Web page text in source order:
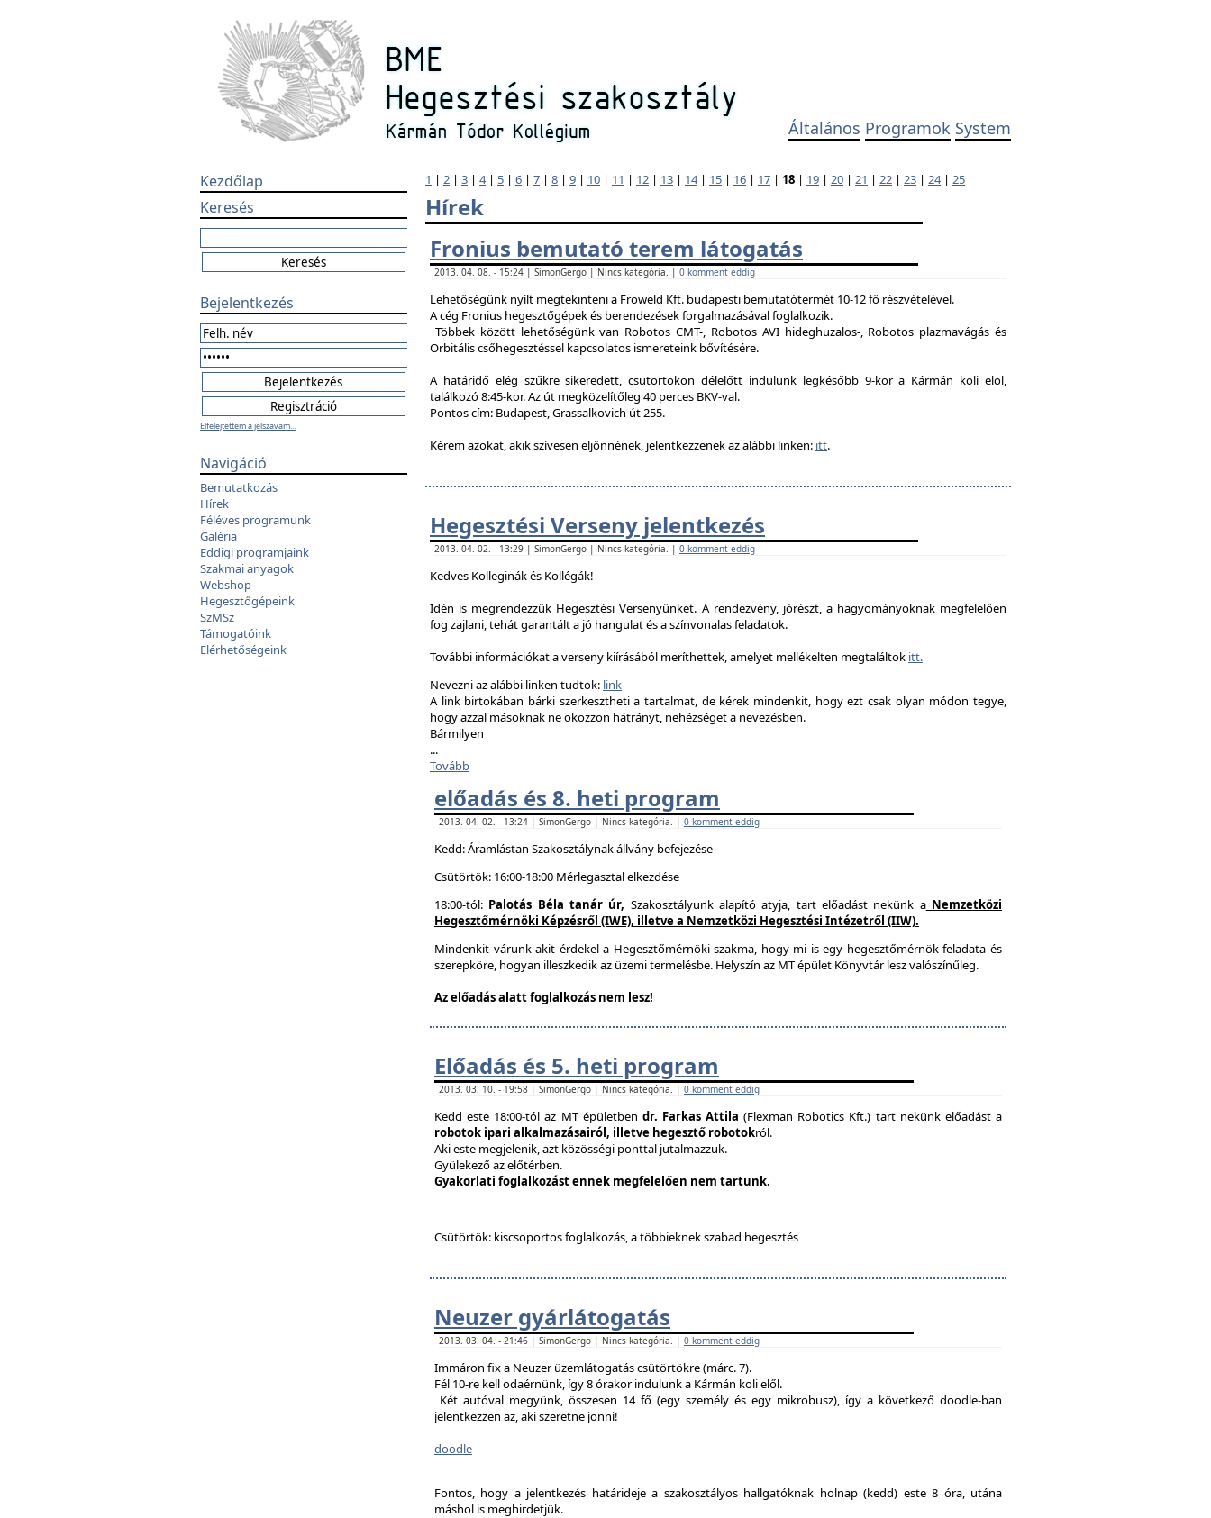
Általános Programok System
Kezdőlap
Keresés
Bejelentkezés
Elfelejtettem a jelszavam...
Navigáció
Bemutatkozás
Hírek
Féléves programunk
Galéria
Eddigi programjaink
Szakmai anyagok
Webshop
Hegesztőgépeink
SzMSz
Támogatóink
Elérhetőségeink
1 | 2 | 3 | 4| 5 | 6 | 7 | 8 | 9 | 10 | 11 | 12 | 13 | 14| 15 | 16 | 17 | 18 | 19 | 20 | 21 | 22 | 23 | 24| 25
Hírek
Fronius bemutató terem látogatás
2013. 04. 08. - 15:24 | SimonGergo | Nincs kategória. | 0 komment eddig
Lehetőségünk nyílt megtekinteni a Froweld Kft. budapesti bemutatótermét 10-12 fő részvételével.
A cég Fronius hegesztőgépek és berendezések forgalmazásával foglalkozik.
Többek között lehetőségünk van Robotos CMT-, Robotos AVI hideghuzalos-, Robotos plazmavágás és
Orbitális csőhegesztéssel kapcsolatos ismereteink bővítésére.
A határidő elég szűkre sikeredett, csütörtökön délelőtt indulunk legkésőbb 9-kor a Kármán koli elöl,
találkozó 8:45-kor. Az út megközelítőleg 40 perces BKV-val.
Pontos cím: Budapest, Grassalkovich út 255.
Kérem azokat, akik szívesen eljönnének, jelentkezzenek az alábbi linken: itt.
Hegesztési Verseny jelentkezés
2013. 04. 02. - 13:29 | SimonGergo | Nincs kategória. | 0 komment eddig
Kedves Kolleginák és Kollégák!
Idén is megrendezzük Hegesztési Versenyünket. A rendezvény, jórészt, a hagyományoknak megfelelően
fog zajlani, tehát garantált a jó hangulat és a színvonalas feladatok.
További információkat a verseny kiírásából meríthettek, amelyet mellékelten megtaláltok itt.
Nevezni az alábbi linken tudtok: link
A link birtokában bárki szerkesztheti a tartalmat, de kérek mindenkit, hogy ezt csak olyan módon tegye,
hogy azzal másoknak ne okozzon hátrányt, nehézséget a nevezésben.
Bármilyen
...
Tovább
előadás és 8. heti program
2013. 04. 02. - 13:24 | SimonGergo | Nincs kategória. | 0 komment eddig
Kedd: Áramlástan Szakosztálynak állvány befejezése
Csütörtök: 16:00-18:00 Mérlegasztal elkezdése
18:00-tól: Palotás Béla tanár úr, Szakosztályunk alapító atyja, tart előadást nekünk aNemzetközi
Hegesztőmérnöki Képzésről (IWE), illetve a Nemzetközi Hegesztési Intézetről (IIW).
Mindenkit várunk akit érdekel a Hegesztőmérnöki szakma, hogy mi is egy hegesztőmérnök feladata és
szerepköre, hogyan illeszkedik az üzemi termelésbe. Helyszín az MT épület Könyvtár lesz valószínűleg.
Az előadás alatt foglalkozás nem lesz!
Előadás és 5. heti program
2013. 03. 10. - 19:58 | SimonGergo | Nincs kategória. | 0 komment eddig
Kedd este 18:00-tól az MT épületben dr. Farkas Attila(Flexman Robotics Kft.) tart nekünk előadást a
robotok ipari alkalmazásairól, illetve hegesztő robotokról.
Aki este megjelenik, azt közösségi ponttal jutalmazzuk.
Gyülekező az előtérben.
Gyakorlati foglalkozást ennek megfelelően nem tartunk.
Csütörtök: kiscsoportos foglalkozás, a többieknek szabad hegesztés
Neuzer gyárlátogatás
2013. 03. 04. - 21:46 | SimonGergo | Nincs kategória. | 0 komment eddig
Immáron fix a Neuzer üzemlátogatás csütörtökre (márc. 7).
Fél 10-re kell odaérnünk, így 8 órakor indulunk a Kármán koli elől.
Két autóval megyünk, összesen 14 fő (egy személy és egy mikrobusz), így a következő doodle-ban
jelentkezzen az, aki szeretne jönni!
doodle
Fontos, hogy a jelentkezés határideje a szakosztályos hallgatóknak holnap (kedd) este 8 óra, utána
máshol is meghirdetjük.